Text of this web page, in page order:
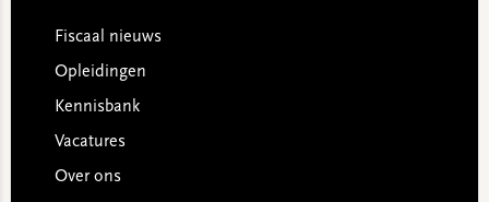
Footer
Fiscaal nieuws
Opleidingen
Kennisbank
Vacatures
Over ons